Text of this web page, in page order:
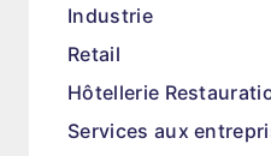
Industrie
Retail
Hôtellerie
Services aux